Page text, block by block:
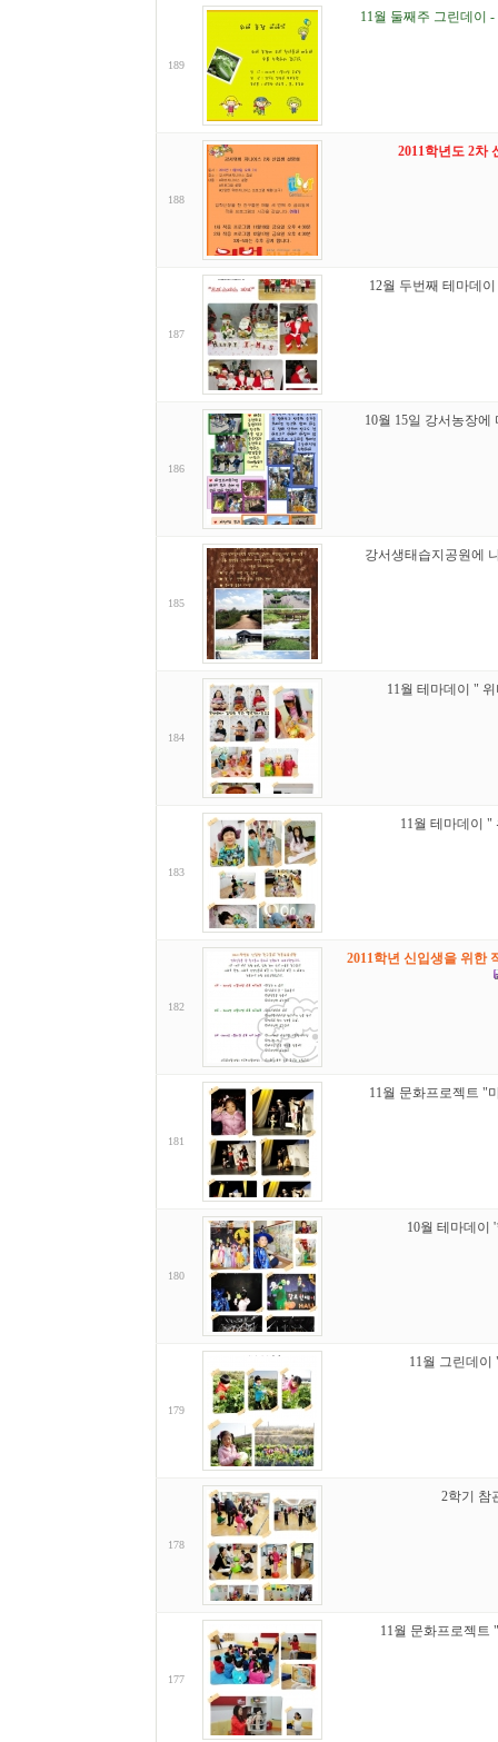
189
11월 둘째주 그린데이
188
2011학년도 2차
187
12월 두번째 테마데
186
10월 15일 강서농장
185
강서생태습지공원에
184
11월 테마데이 "
183
11월 테마데이 "
182
2011학년 신입생을 위한
181
11월 문화프로젝트 "
180
10월 테마데이
179
11월 그린데이
178
2학기 참
177
11월 문화프로젝트